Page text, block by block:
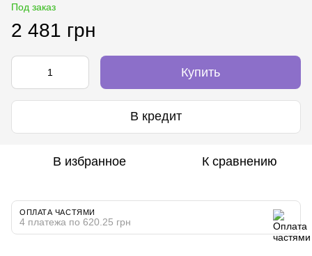
Под заказ
2 481 грн
Купить
В кредит
В избранное К сравнению
ОПЛАТА ЧАСТЯМИ
4 платежа по 620.25 грн